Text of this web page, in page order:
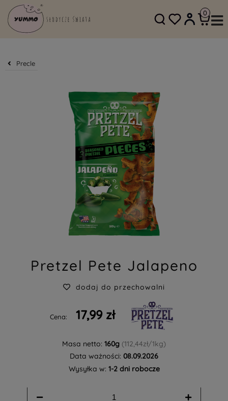
SKLEP@YUMMO.PL
Precle
Pretzel Pete Jalapeno
dodaj do przechowalni
Cena: 17,99 zł
Masa netto: 160g (112,44zł/1kg)
Data ważności: 08.09.2026
Wysyłka w: 1-2 dni robocze